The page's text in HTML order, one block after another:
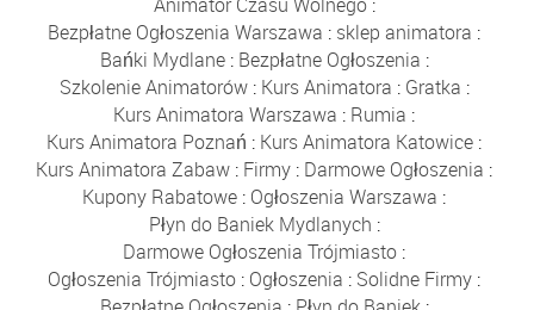
Bezpłatne Ogłoszenia Warszawa : sklep animatora :
Bańki Mydlane: Bezpłatne Ogłoszenia :
Szkolenie Animatorów: Kurs Animatora : Gratka :
Kurs Animatora Warszawa : Rumia :
Kurs Animatora Poznań : Kurs Animatora Katowice :
Kurs Animatora Zabaw : Firmy : Darmowe Ogłoszenia :
Kupony Rabatowe : Ogłoszenia Warszawa :
Płyn do Baniek Mydlanych :
Darmowe Ogłoszenia Trójmiasto :
Ogłoszenia Trójmiasto : Ogłoszenia : Solidne Firmy :